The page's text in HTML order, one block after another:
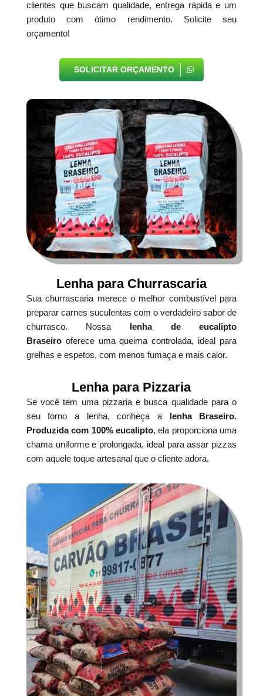
clientes que buscam qualidade, entrega rápida e um
produto com ótimo rendimento. Solicite seu
orçamento!
SOLICITAR ORÇAMENTO
Lenha para Churrascaria
Sua churrascaria merece o melhor combustível para
preparar carnes suculentas com o verdadeiro sabor de
churrasco. Nossa lenha de eucalipto
Braseirooferece uma queima controlada, ideal para
grelhas e espetos, com menos fumaça e mais calor.
Lenha para Pizzaria
Se você tem uma pizzaria e busca qualidade para o
seu forno a lenha, conheça a lenha Braseiro.
Produzida com 100% eucalipto, ela proporciona uma
chama uniforme e prolongada, ideal para assar pizzas
com aquele toque artesanal que o cliente adora.